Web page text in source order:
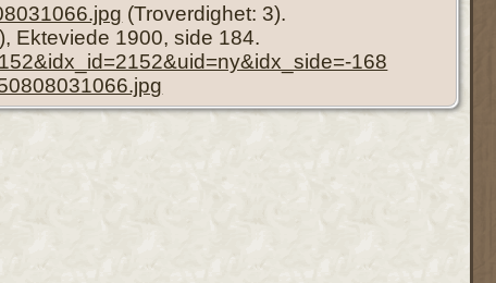
(Troverdighet: 3).
Ekteviede 1900, side 184.
168